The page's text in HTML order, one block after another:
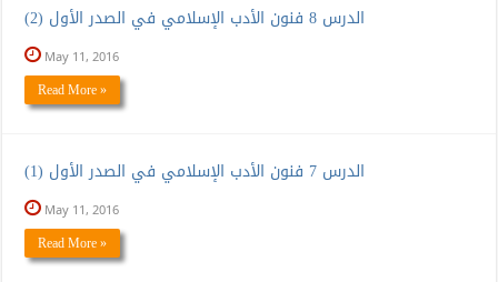
الدرس 8 فنون الأدب الإسلامي في الصدر الأول (2)
May 11, 2016
Read More »
الدرس 7 فنون الأدب الإسلامي في الصدر الأول (1)
May 11, 2016
Read More »